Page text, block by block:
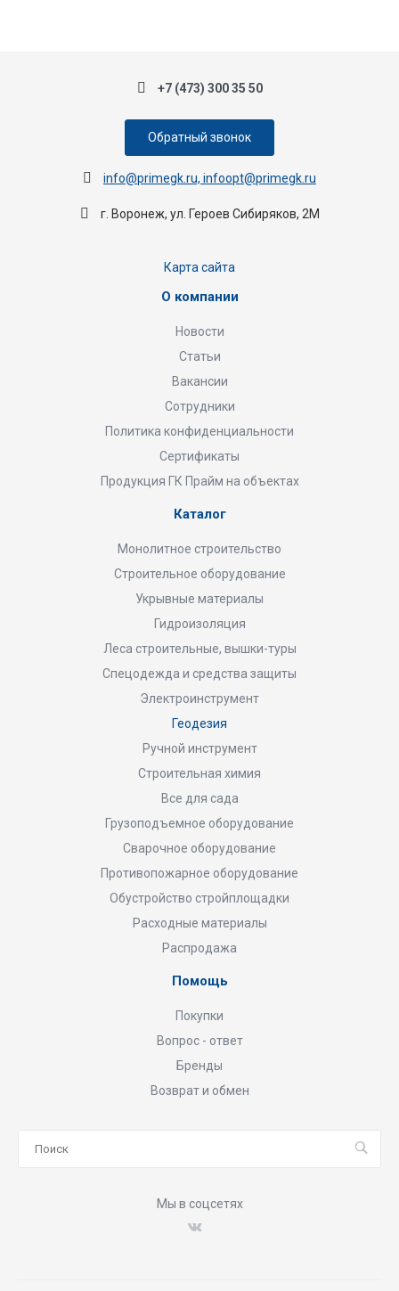
+7 (473) 300 35 50
Обратный звонок
info@primegk.ru, infoopt@primegk.ru
г. Воронеж, ул. Героев Сибиряков, 2М
Карта сайта
О компании
Новости
Статьи
Вакансии
Сотрудники
Политика конфиденциальности
Сертификаты
Продукция ГК Прайм на объектах
Каталог
Монолитное строительство
Строительное оборудование
Укрывные материалы
Гидроизоляция
Леса строительные, вышки-туры
Спецодежда и средства защиты
Электроинструмент
Геодезия
Ручной инструмент
Строительная химия
Все для сада
Грузоподъемное оборудование
Сварочное оборудование
Противопожарное оборудование
Обустройство стройплощадки
Расходные материалы
Распродажа
Помощь
Покупки
Вопрос - ответ
Бренды
Возврат и обмен
Мы в соцсетях